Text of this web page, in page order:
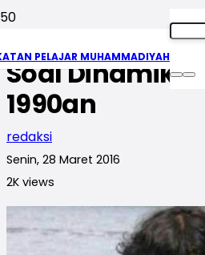
PELAJAR MUHAMMADIYAH
Mas Adim
Soal Dinamika
1990an
redaksi
Senin, 28 Maret 2016
2K views